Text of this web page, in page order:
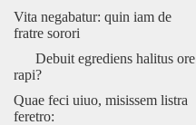
Vita negabatur: quin iam de
fratre sorori
Debuit egrediens halitus ore
rapi?
Quae feci uiuo, misissem listra
feretro: